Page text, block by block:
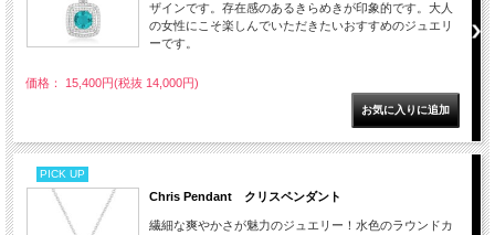
ザインです。存在感のあるきらめきが印象的です。大人
の女性にこそ楽しんでいただきたいおすすめのジュエリ
ーです。
価格： 15,400円(税抜 14,000円)
PICK UP
Chris Pendant クリスペンダント
繊細な爽やかさが魅力のジュエリー！水色のラウンドカ